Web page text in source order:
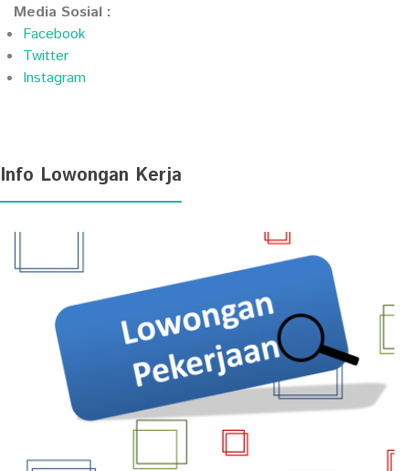
Media Sosial :
Facebook
Twitter
Instagram
Info Lowongan Kerja